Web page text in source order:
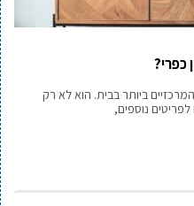
כפרי?
ביותר בבית. הוא לא רק
נוספים,